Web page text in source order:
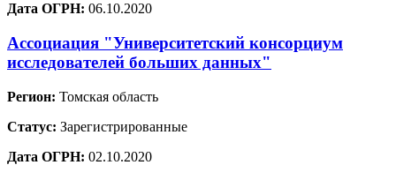
Дата ОГРН: 06.10.2020
Ассоциация "Университетский консорциум
исследователей больших данных"
Регион: Томская область
Статус: Зарегистрированные
Дата ОГРН: 02.10.2020